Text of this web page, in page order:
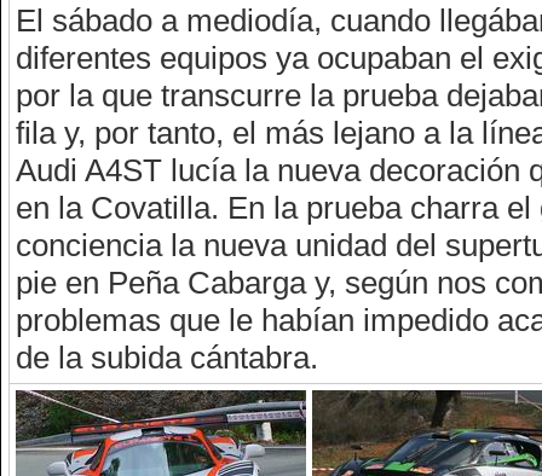
El sábado a mediodía, cuando
diferentes equipos ya ocupaban el
por la que transcurre la prueba
fila y, por tanto, el más lejano a la
Audi A4ST lucía la nueva decoración
en la Covatilla. En la prueba charra
conciencia la nueva unidad del
pie en Peña Cabarga y, según nos
problemas que le habían impedido
de la subida cántabra.